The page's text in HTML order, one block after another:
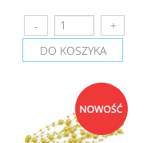
DO KOSZYKA